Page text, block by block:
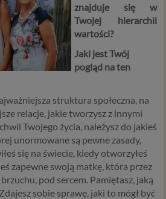
znajduje się w
Twojej hierarchii
wartości?
Jaki jest Twój
pogląd na ten
struktura społeczna, na
relacje, jakie tworzysz z innymi
Twojego życia, należysz do jakieś
unormowane są pewne zasady,
się na świecie, kiedy otworzyłeś
zapewne swoją matkę, która przez
pod sercem. Pamiętasz, jaką
sobie sprawę, jaki to mógł być